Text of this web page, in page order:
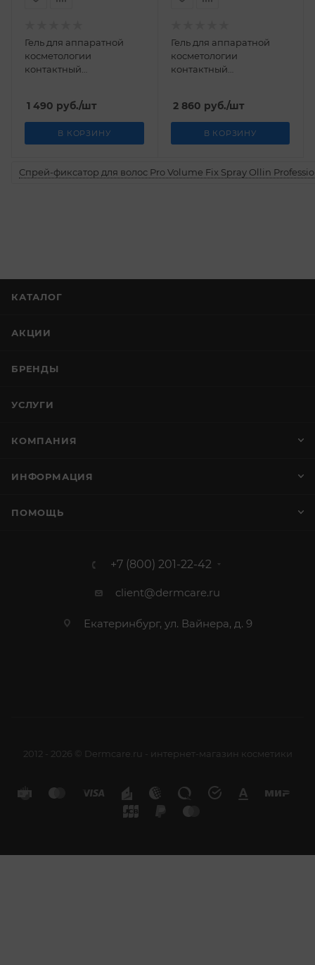
Гель для аппаратной
косметологии
контактный
1 490 руб./шт
В КОРЗИНУ
Гель для аппаратной
косметологии
контактный
2 860 руб./шт
В КОРЗИНУ
Спрей-фиксатор для волос Pro Volume Fix Spray Ollin
КАТАЛОГ
АКЦИИ
БРЕНДЫ
УСЛУГИ
КОМПАНИЯ
ИНФОРМАЦИЯ
ПОМОЩЬ
+7 (800) 201-22-42
client@dermcare.ru
Екатеринбург, ул. Вайнера, д. 9
2012 - 2026 © Dermcare.ru - интернет-магазин косметики